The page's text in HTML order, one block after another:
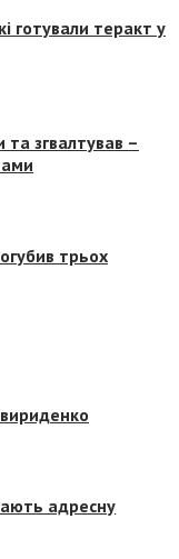
готували теракт у
згвалтував –
трьох
адресну